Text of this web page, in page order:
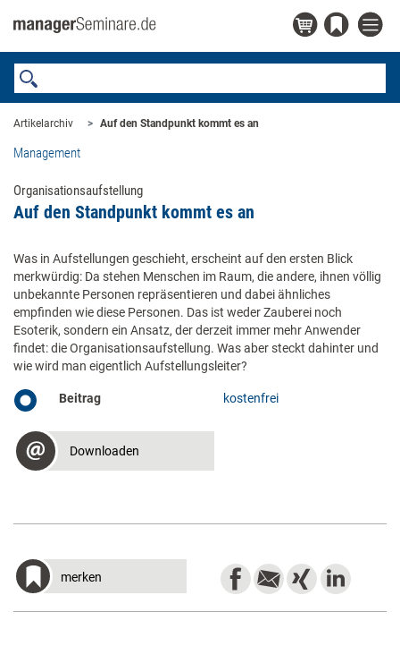
Artikelarchiv Auf den Standpunkt kommt es an
Management
Organisationsaufstellung
Auf den Standpunkt kommt es an
Was in Aufstellungen geschieht, erscheint auf den ersten Blick
merkwürdig: Da stehen Menschen im Raum, die andere, ihnen völlig
unbekannte Personen repräsentieren und dabei ähnliches
empfinden wie diese Personen. Das ist weder Zauberei noch
Esoterik, sondern ein Ansatz, der derzeit immer mehr Anwender
findet: die Organisationsaufstellung. Was aber steckt dahinter und
wie wird man eigentlich Aufstellungsleiter?
Beitrag kostenfrei
Downloaden
merken